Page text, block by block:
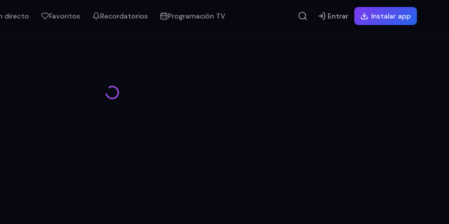
directo Favoritos Recordatorios Programación TV Entrar Instalar app